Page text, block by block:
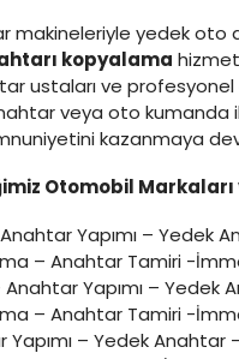
yedek oto
kopyalama
ustaları ve
veya oto kumanda
kazanmaya
Otomobil
Yapımı – Yedek
– Anahtar Tamiri -
Yapımı –
– Anahtar Tamiri -
– Yedek